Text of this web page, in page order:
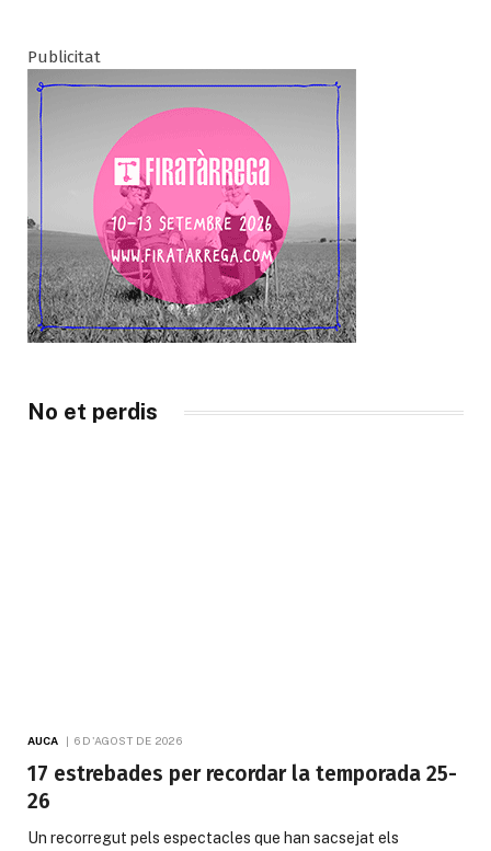
Publicitat
No et perdis
AUCA 6 D'AGOST DE 2026
17 estrebades per recordar la temporada 25-
26
Un recorregut pels espectacles que han sacsejat els